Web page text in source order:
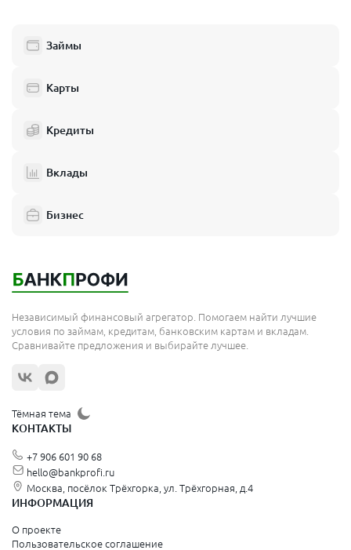
Балашиха
Одинцово
Электросталь
Реутов
Подольск
Королёв
Сергиев Посад
Орехово-Зуево
Щёлково
Видное
Зеленоград
Займы
Карты
Кредиты
Вклады
Бизнес
Независимый финансовый агрегатор. Помогаем найти лучшие
условия по займам, кредитам, банковским картам и вкладам.
Сравнивайте предложения и выбирайте лучшее.
Тёмная тема
КОНТАКТЫ
+7 906 601 90 68
hello@bankprofi.ru
Москва, посёлок Трёхгорка, ул. Трёхгорная, д.4
ИНФОРМАЦИЯ
О проекте
Пользовательское соглашение